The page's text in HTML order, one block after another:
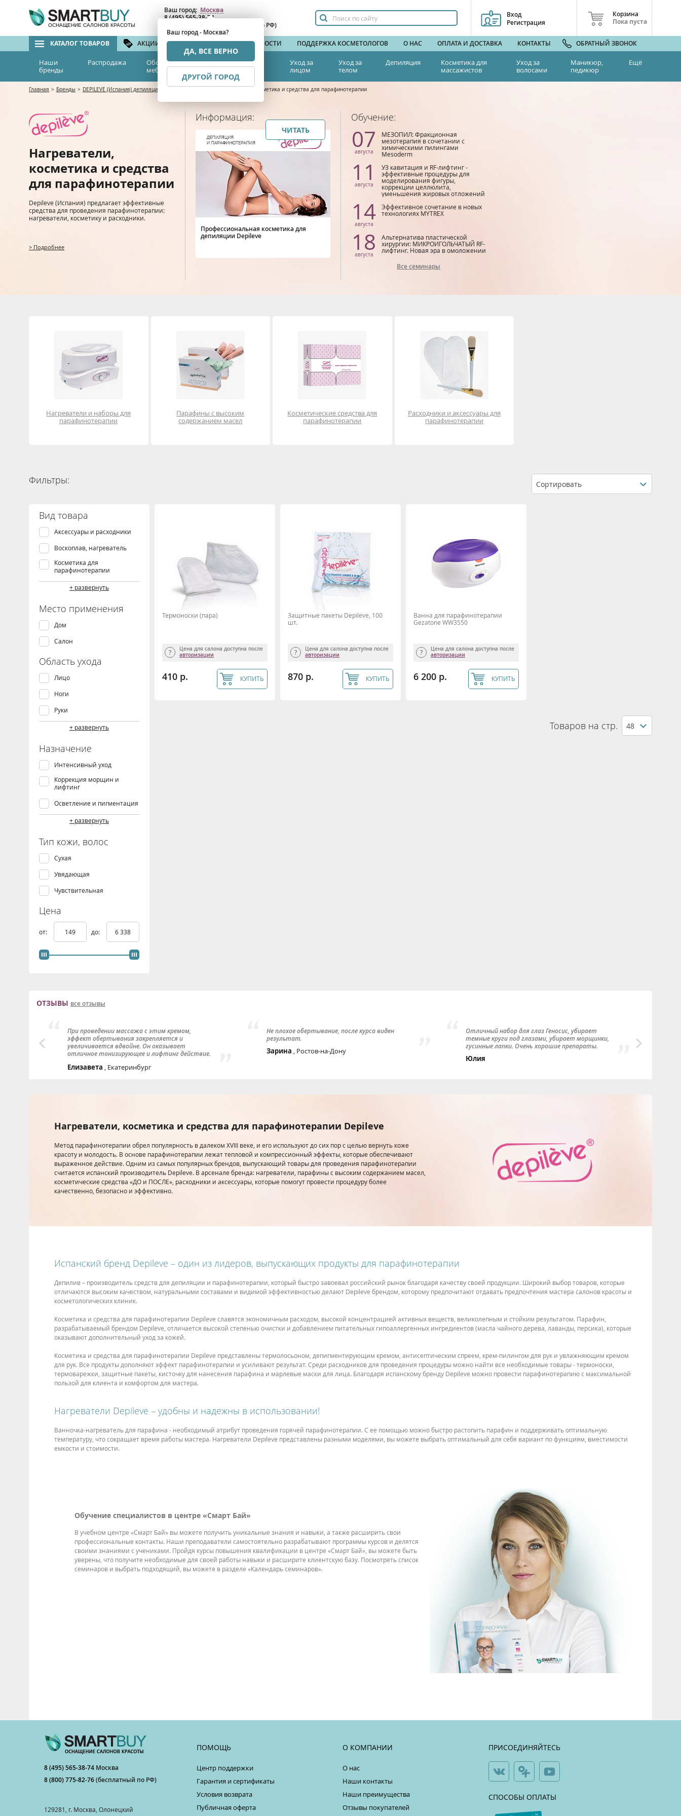
ОСНАЩЕНИЕ САЛОНОВ КРАСОТЫ
Ваш город: Москва
Ваш город - Москва?
ДА, ВСЕ ВЕРНО
ДРУГОЙ ГОРОД
8 (495) 565-38-74
(бесплатный по РФ)
Вход
Регистрация
Корзина
Пока пуста
КАТАЛОГ ТОВАРОВ АКЦИИ И СКИДКИ БРЕНДЫ НОВОСТИ ПОДДЕРЖКА КОСМЕТОЛОГОВ О НАС ОПЛАТА И ДОСТАВКА КОНТАКТЫ ОБРАТНЫЙ ЗВОНОК
Наши
бренды
Распродажа
Оборудование и
мебель
Эстетическая
медицина
Уход за
лицом
Уход за
телом
Депиляция
Косметика для
массажистов
Уход за
волосами
Маникюр,
педикюр
Ещё
Главная > Бренды > DEPILEVE (Испания) депиляция и парафинотерапия Нагреватели, косметика и средства для парафинотерапии
Нагреватели,
косметика и средства
для парафинотерапии
Depileve (Испания) предлагает эффективные
средства для проведения парафинотерапии:
нагреватели, косметику и расходники.
> Подробнее
Информация:
ЧИТАТЬ
Профессиональная косметика для
депиляции Depileve
Обучение:
07
августа
МЕЗОПИЛ: Фракционная
мезотерапия в сочетании с
химическими пилингами
Mesoderm
11
августа
УЗ кавитация и RF-лифтинг -
эффективные процедуры для
моделирования фигуры,
коррекции целлюлита,
уменьшения жировых отложений
14
августа
Эффективное сочетание в новых
технологиях MYTREX
18
августа
Альтернатива пластической
хирургии: МИКРОИГОЛЬЧАТЫЙ RF-
лифтинг. Новая эра в омоложении
Все семинары
Нагреватели и наборы для
парафинотерапии
Парафины с высоким
содержанием масел
Косметические средства для
парафинотерапии
Расходники и аксессуары для
парафинотерапии
Фильтры:
Вид товара
Аксессуары и расходники
Воскоплав, нагреватель
Косметика для
парафинотерапии
+ развернуть
Место применения
Дом
Салон
Область ухода
Лицо
Ноги
Руки
Шея и подбородок
+ развернуть
Назначение
Интенсивный уход
Коррекция морщин и
лифтинг
Осветление и пигментация
Увлажнение и питание
+ развернуть
Тип кожи, волос
Сухая
Увядающая
Чувствительная
Цена
от: до:
Сортировать
Термоноски (пара)
Цена для салона доступна после
авторизации
410 р. КУПИТЬ
Защитные пакеты Depileve, 100
шт.
Цена для салона доступна после
авторизации
870 р. КУПИТЬ
Ванна для парафинотерапии
Gezatone WW3550
Цена для салона доступна после
авторизации
6 200 р. КУПИТЬ
Товаров на стр. 48
ОТЗЫВЫ все отзывы
При проведении массажа с этим кремом,
эффект обертывания закрепляется и
увеличивается вдвойне. Он оказывает
отличное тонизирующее и лифтинг действие.
Также отлично себя показал в борьбе с
Елизавета , Екатеринбург
Не плохое обертывание, после курса виден
результат.
Зарина , Ростов-на-Дону
Отличный набор для глаз Геносис, убирает
темные круги под глазами, убирает морщинки,
гусинные лапки. Очень хорошие препараты.
Юлия
Нагреватели, косметика и средства для парафинотерапии Depileve
Метод парафинотерапии обрел популярность в далеком XVIII веке, и его используют до сих пор с целью вернуть коже
красоту и молодость. В основе парафинотерапии лежат тепловой и компрессионный эффекты, которые обеспечивают
выраженное действие. Одним из самых популярных брендов, выпускающий товары для проведения парафинотерапии
считается испанский производитель Depileve. В арсенале бренда: нагреватели, парафины с высоким содержанием масел,
косметические средства «ДО и ПОСЛЕ», расходники и аксессуары, которые помогут провести процедуру более
качественно, безопасно и эффективно.
Испанский бренд Depileve – один из лидеров, выпускающих продукты для парафинотерапии
Депилив – производитель средств для депиляции и парафинотерапии, который быстро завоевал российский рынок благодаря качеству своей продукции. Широкий выбор товаров, которые
отличаются высоким качеством, натуральными составами и видимой эффективностью делают Depileve брендом, которому предпочитают отдавать предпочтения мастера салонов красоты и
косметологических клиник.
Косметика и средства для парафинотерапии Depileve славятся экономичным расходом, высокой концентрацией активных веществ, великолепным и стойким результатом. Парафин,
разрабатываемый брендом Depileve, отличается высокой степенью очистки и добавлением питательных гипоаллергенных ингредиентов (масла чайного дерева, лаванды, персика), которые
оказывают дополнительный уход за кожей.
Косметика и средства для парафинотерапии Depileve представлены термолосьоном, депигментирующим кремом, антисептическим спреем, крем-пилингом для рук и увлажняющим кремом
для рук. Все продукты дополняют эффект парафинотерапии и усиливают результат. Среди расходников для проведения процедуры можно найти все необходимые товары - термоноски,
термоварежки, защитные пакеты, кисточку для нанесения парафина и марлевые маски для лица. Благодаря испанскому бренду Depileve можно провести парафинотерапию с максимальной
пользой для клиента и комфортом для мастера.
Нагреватели Depileve – удобны и надежны в использовании!
Ванночка-нагреватель для парафина - необходимый атрибут проведения горячей парафинотерапии. С ее помощью можно быстро растопить парафин и поддерживать оптимальную
температуру, что сокращает время работы мастера. Нагреватели Depileve представлены разными моделями, вы можете выбрать оптимальный для себя вариант по функциям, вместимости
емкости и стоимости.
Обучение специалистов в центре «Смарт Бай»
В учебном центре «Смарт Бай» вы можете получить уникальные знания и навыки, а также расширить свои
профессиональные контакты. Наши преподаватели самостоятельно разрабатывают программы курсов и делятся
своими знаниями с учениками. Пройдя курсы повышения квалификации в центре «Смарт Бай», вы можете быть
уверены, что получите необходимые для своей работы навыки и расширите клиентскую базу. Посмотреть список
семинаров и выбрать подходящий, вы можете в разделе «Календарь семинаров».
8 (495) 565-38-74 Москва
8 (800) 775-82-76(бесплатный по РФ)
129281, г. Москва, Олонецкий
ПОМОЩЬ
Центр поддержки
Гарантия и сертификаты
Условия возврата
Публичная оферта
О КОМПАНИИ
О нас
Наши контакты
Наши преимущества
Отзывы покупателей
ПРИСОЕДИНЯЙТЕСЬ
СПОСОБЫ ОПЛАТЫ